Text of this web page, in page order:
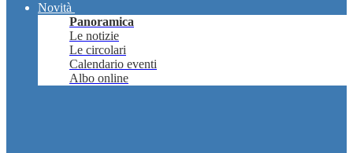
Novità
Panoramica
Le notizie
Le circolari
Calendario eventi
Albo online